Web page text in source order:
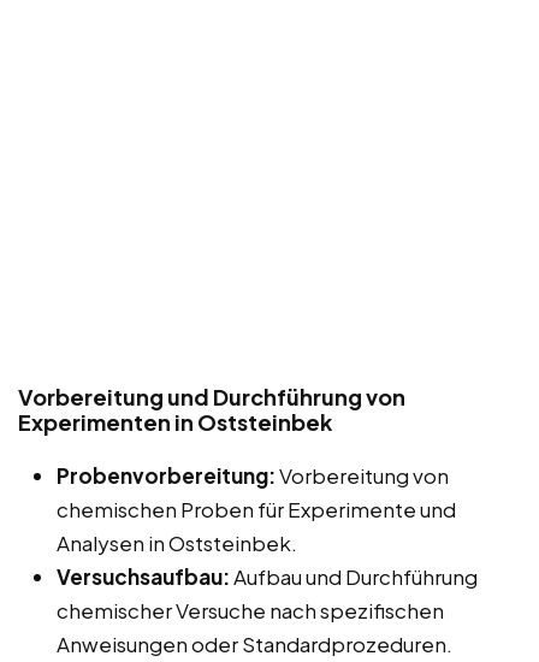
Vorbereitung und Durchführung von
Experimenten in Oststeinbek
Probenvorbereitung:Vorbereitung von
chemischen Proben für Experimente und
Analysen in Oststeinbek.
Versuchsaufbau:Aufbau und Durchführung
chemischer Versuche nach spezifischen
Anweisungen oder Standardprozeduren.